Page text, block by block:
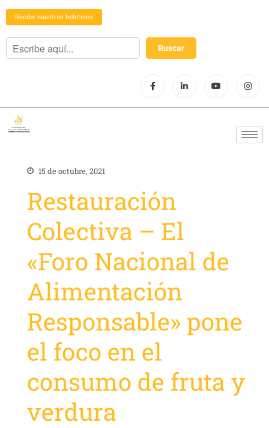
Recibe nuestros boletines
15 de octubre, 2021
Restauración
Colectiva – El
«Foro Nacional de
Alimentación
Responsable» pone
el foco en el
consumo de fruta y
verdura